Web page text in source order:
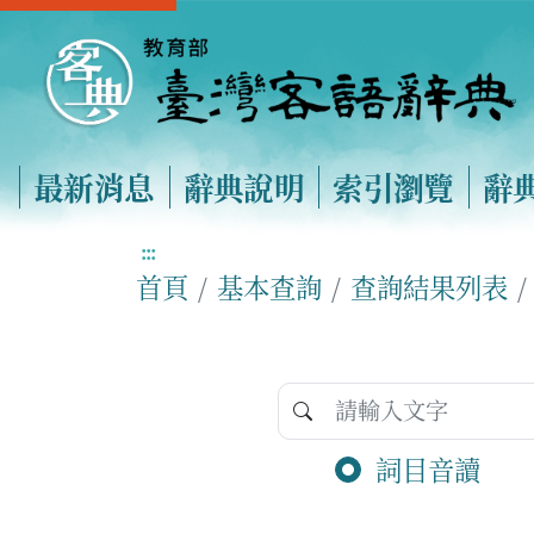
最新消息 辭典說明 索引瀏覽 辭
:::
首頁 基本查詢 查詢結果列表
詞目音讀